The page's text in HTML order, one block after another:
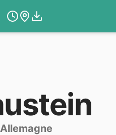
Allemagne